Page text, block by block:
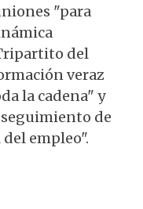
"para
del
veraz
la cadena" y
seguimiento de
empleo".